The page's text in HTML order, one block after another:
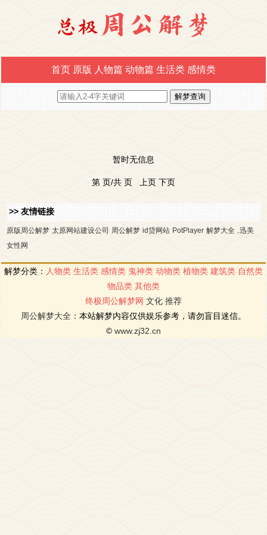
首页 原版 人物篇 动物篇 生活类 感情类
暂时无信息
第 页/共 页 上页 下页
>> 友情链接
原版周公解梦 太原网站建设公司 周公解梦 id贷网站 PotPlayer 解梦大全
迅美
女性网
解梦分类： 人物类 生活类 感情类 鬼神类 动物类 植物类 建筑类 自然类
物品类 其他类
终极周公解梦网 文化 推荐
周公解梦大全 ：本站解梦内容仅供娱乐参考，请勿盲目迷信。
© www.zj32.cn